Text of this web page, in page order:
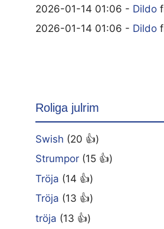
2026-01-14 01:06 - Dildo
2026-01-14 01:06 - Dildo
Roliga julrim
Swish (20 👍)
Strumpor (15 👍)
Tröja (14 👍)
Tröja (13 👍)
tröja (13 👍)